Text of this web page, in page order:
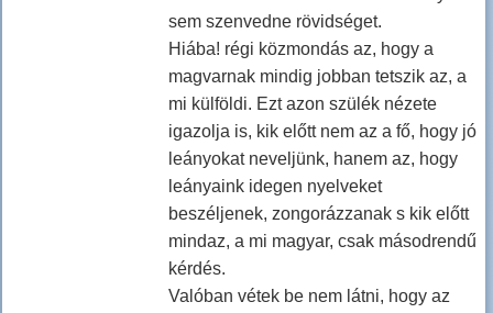
sem szenvedne rövidséget.
Hiába! régi közmondás az, hogy a
magvarnak mindig jobban tetszik az, a
mi külföldi. Ezt azon szülék nézete
igazolja is, kik előtt nem az a fő, hogy jó
leányokat neveljünk, hanem az, hogy
leányaink idegen nyelveket
beszéljenek, zongorázzanak s kik előtt
mindaz, a mi magyar, csak másodrendű
kérdés.
Valóban vétek be nem látni, hogy az